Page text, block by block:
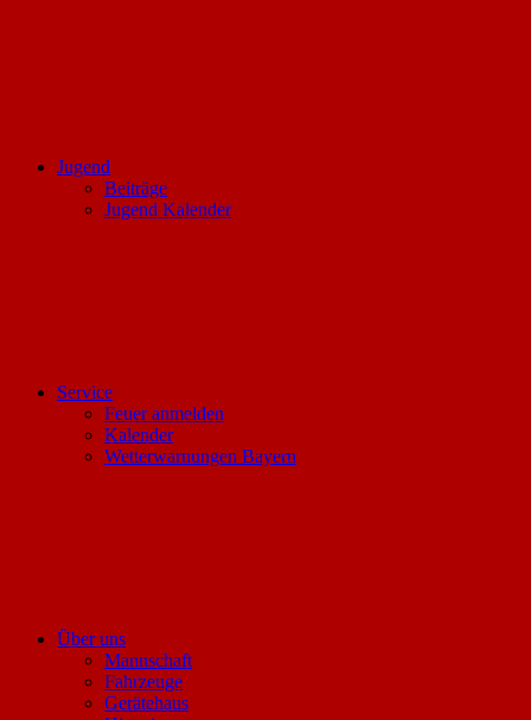
Jugend
Beiträge
Jugend Kalender
Service
Feuer anmelden
Kalender
Wetterwarnungen Bayern
Über uns
Mannschaft
Fahrzeuge
Gerätehaus